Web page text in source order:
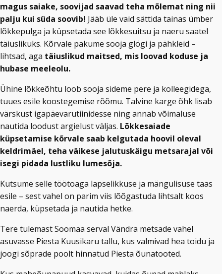
magus saiake, soovijad saavad teha mõlemat ning nii
palju kui süda soovib! Jääb üle vaid sättida tainas ümber
lõkkepulga ja küpsetada see lõkkesuitsu ja naeru saatel
täiuslikuks. Kõrvale pakume sooja glögi ja pähkleid –
lihtsad, aga täiuslikud maitsed, mis loovad koduse ja
hubase meeleolu.
Ühine lõkkeõhtu loob sooja sideme pere ja kolleegidega,
tuues esile koostegemise rõõmu. Talvine karge õhk lisab
värskust igapäevarutiinidesse ning annab võimaluse
nautida loodust argielust väljas. Lõkkesaiade
küpsetamise kõrvale saab kelgutada hoovil oleval
keldrimäel, teha väikese jalutuskäigu metsarajal või
isegi pidada lustliku lumesõja.
Kutsume selle töötoaga lapselikkuse ja mängulisuse taas
esile – sest vahel on parim viis lõõgastuda lihtsalt koos
naerda, küpsetada ja nautida hetke.
Tere tulemast Soomaa serval Vändra metsade vahel
asuvasse Piesta Kuusikaru tallu, kus valmivad hea toidu ja
joogi sõprade poolt hinnatud Piesta õunatooted.